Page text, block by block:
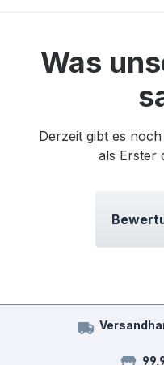
Was
Derzeit gibt es
als Erster